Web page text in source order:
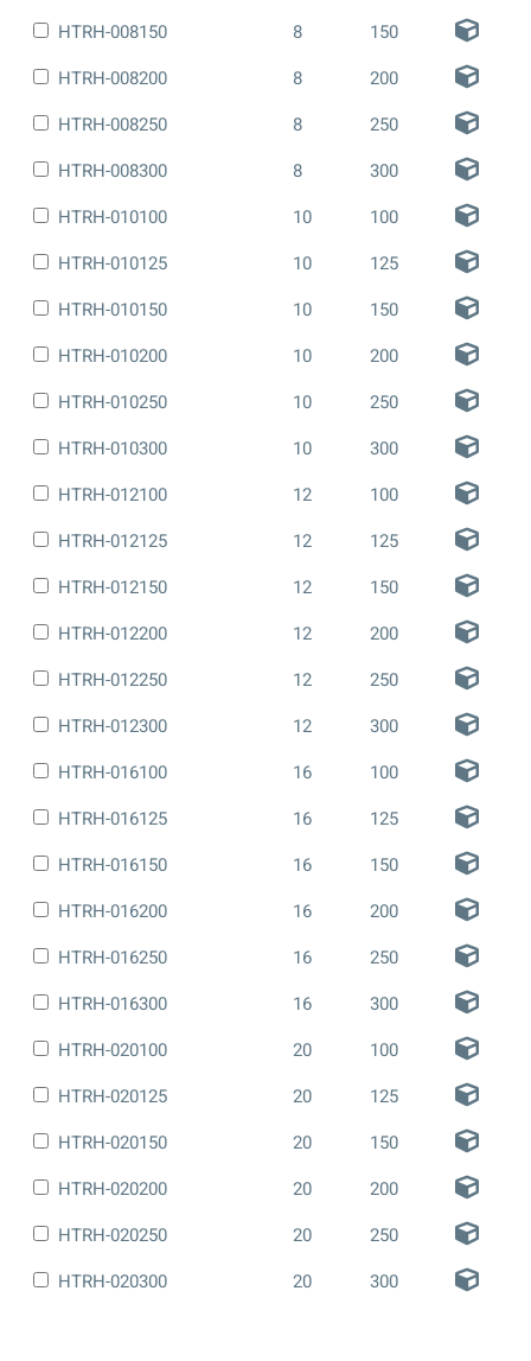
HTRH-008150
8
150
HTRH-008200
8
200
HTRH-008250
8
250
HTRH-008300
8
300
HTRH-010100
10
100
HTRH-010125
10
125
HTRH-010150
10
150
HTRH-010200
10
200
HTRH-010250
10
250
HTRH-010300
10
300
HTRH-012100
12
100
HTRH-012125
12
125
HTRH-012150
12
150
HTRH-012200
12
200
HTRH-012250
12
250
HTRH-012300
12
300
HTRH-016100
16
100
HTRH-016125
16
125
HTRH-016150
16
150
HTRH-016200
16
200
HTRH-016250
16
250
HTRH-016300
16
300
HTRH-020100
20
100
HTRH-020125
20
125
HTRH-020150
20
150
HTRH-020200
20
200
HTRH-020250
20
250
HTRH-020300
20 300